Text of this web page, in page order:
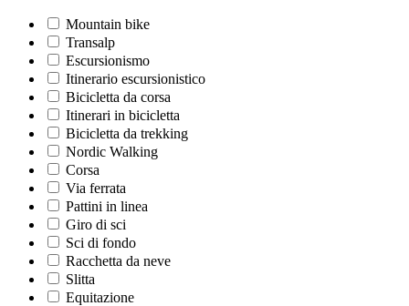
Mountain bike
Transalp
Escursionismo
Itinerario escursionistico
Bicicletta da corsa
Itinerari in bicicletta
Bicicletta da trekking
Nordic Walking
Corsa
Via ferrata
Pattini in linea
Giro di sci
Sci di fondo
Racchetta da neve
Slitta
Equitazione